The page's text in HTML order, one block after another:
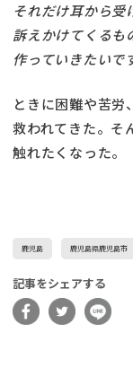
それだけ耳から受
訴えかけてくるも
作っていきたいで
ときに困難や苦労
救われてきた。そ
触れたくなった。
鹿児島 鹿児島県鹿児島市
記事をシェアする